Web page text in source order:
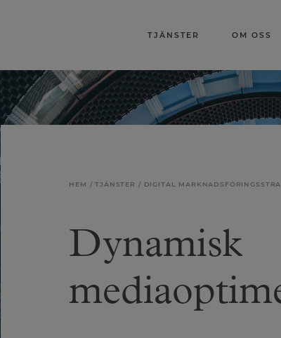
TJÄNSTER OM OSS
HEM TJÄNSTER DIGITAL
Dynamisk